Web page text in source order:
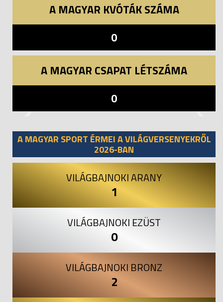
A MAGYAR KVÓTÁK SZÁMA
0
A MAGYAR CSAPAT LÉTSZÁMA
0
A MAGYAR SPORT ÉRMEI A VILÁGVERSENYEKRŐL
2026-BAN
VILÁGBAJNOKI ARANY
1
VILÁGBAJNOKI EZÜST
0
VILÁGBAJNOKI BRONZ
2